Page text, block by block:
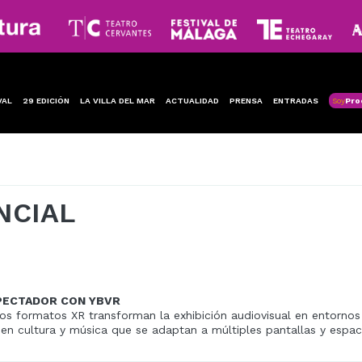
29 EDICIÓN LA VILLA DEL MAR ACTUALIDAD PRENSA ENTRADAS Soy
CON YBVR
formatos XR transforman la exhibición audiovisual en
cultura y música que se adaptan a múltiples pantallas y